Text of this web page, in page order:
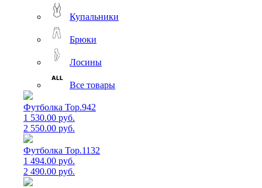
Купальники
Брюки
Лосины
Все товары
Футболка Top.942
1 530.00 руб.
2 550.00 руб.
Футболка Top.1132
1 494.00 руб.
2 490.00 руб.